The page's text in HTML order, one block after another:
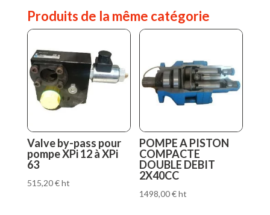
Produits de la même catégorie
Valve by-pass pour
pompe XPi 12 à XPi
63
515,20€ht
POMPE A PISTON
COMPACTE
DOUBLE DEBIT
2X40CC
1498,00€ht